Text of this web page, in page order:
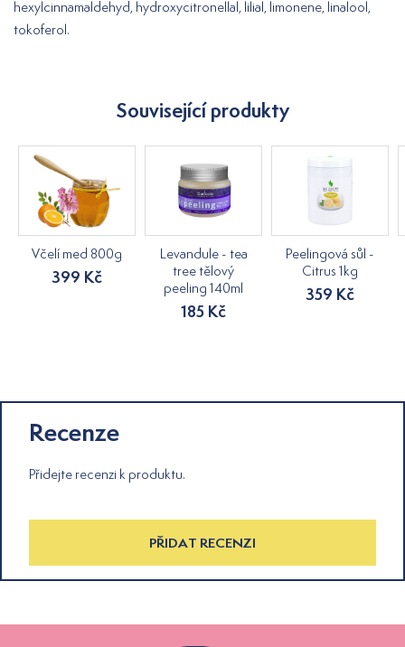
hexylcinnamaldehyd, hydroxycitronellal, lilial, limonene, linalool,
tokoferol.
Související produkty
Včelí med 800g
399 Kč
Levandule - tea
tree tělový
peeling 140ml
185 Kč
Peelingová sůl -
Citrus 1kg
359 Kč
Recenze
Přidejte recenzi k produktu.
PŘIDAT RECENZI